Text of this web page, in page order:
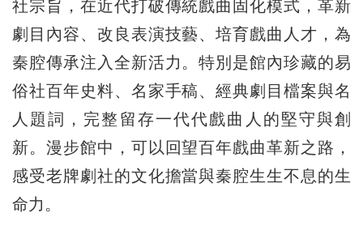
社宗旨，在近代打破傳統戲曲固化模式，革新
劇目內容、改良表演技藝、培育戲曲人才，為
秦腔傳承注入全新活力。特別是館內珍藏的易
俗社百年史料、名家手稿、經典劇目檔案與名
人題詞，完整留存一代代戲曲人的堅守與創
新。漫步館中，可以回望百年戲曲革新之路，
感受老牌劇社的文化擔當與秦腔生生不息的生
命力。